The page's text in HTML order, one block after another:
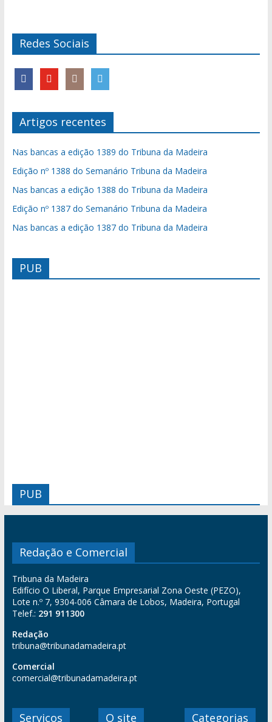
Redes Sociais
Artigos recentes
Nas bancas a edição 1389 do Tribuna da Madeira
Edição nº 1388 do Semanário Tribuna da Madeira
Nas bancas a edição 1388 do Tribuna da Madeira
Edição nº 1387 do Semanário Tribuna da Madeira
Nas bancas a edição 1387 do Tribuna da Madeira
PUB
PUB
Redação e Comercial
Tribuna da Madeira
Edifício O Liberal, Parque Empresarial Zona Oeste (PEZO),
Lote n.º 7, 9304-006 Câmara de Lobos, Madeira, Portugal
Telef.: 291 911300
Redação
tribuna@tribunadamadeira.pt
Comercial
comercial@tribunadamadeira.pt
Serviços O site Categorias